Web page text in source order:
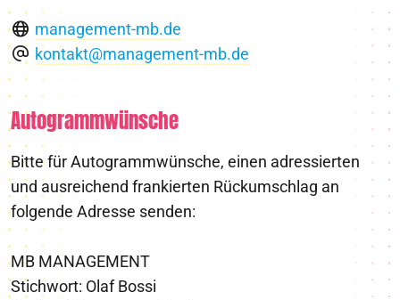
management-mb.de
kontakt@management-mb.de
Autogrammwünsche
Bitte für Autogrammwünsche, einen adressierten
und ausreichend frankierten Rückumschlag an
folgende Adresse senden:
MB MANAGEMENT
Stichwort: Olaf Bossi